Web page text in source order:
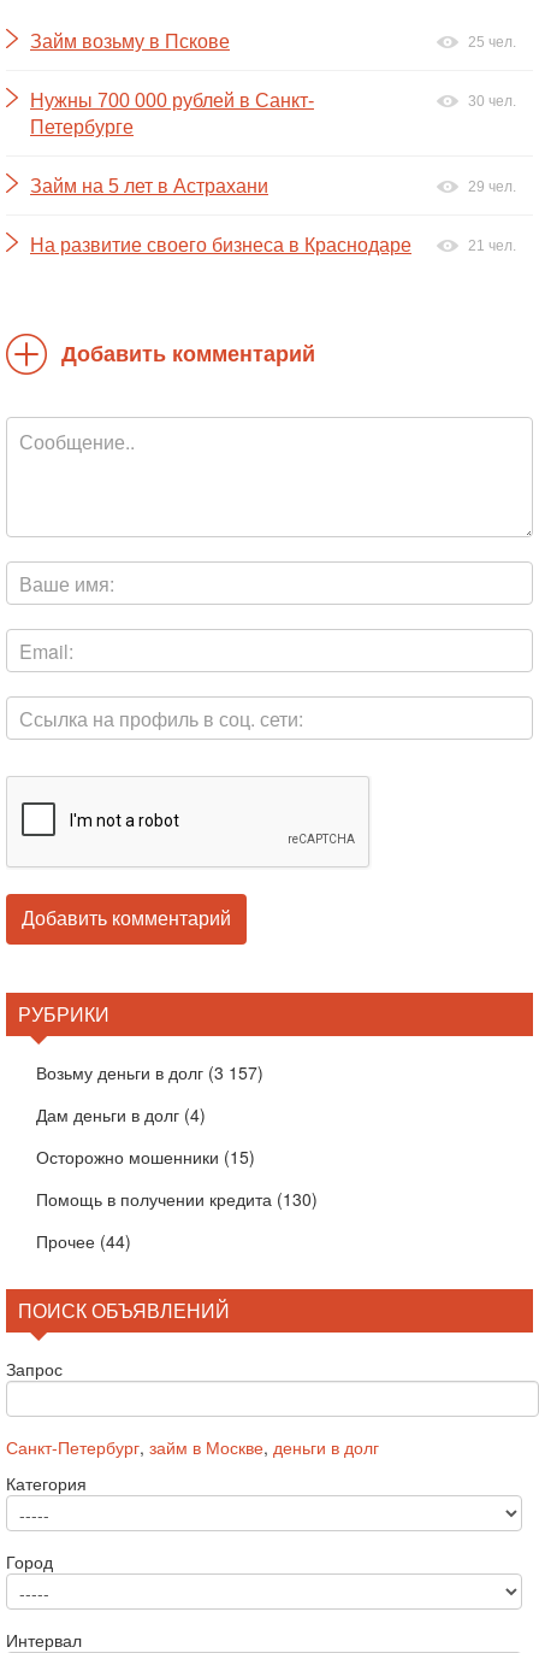
Займ возьму в Пскове 25 чел.
Нужны 700 000 рублей в Санкт-
Петербурге
30 чел.
Займ на 5 лет в Астрахани 29 чел.
На развитие своего бизнеса в Краснодаре 21 чел.
Добавить комментарий
РУБРИКИ
Возьму деньги в долг (3 157)
Дам деньги в долг (4)
Осторожно мошенники (15)
Помощь в получении кредита (130)
Прочее (44)
ПОИСК ОБЪЯВЛЕНИЙ
Запрос
Санкт-Петербург, займ в Москве, деньги в долг
Категория
Город
Интервал